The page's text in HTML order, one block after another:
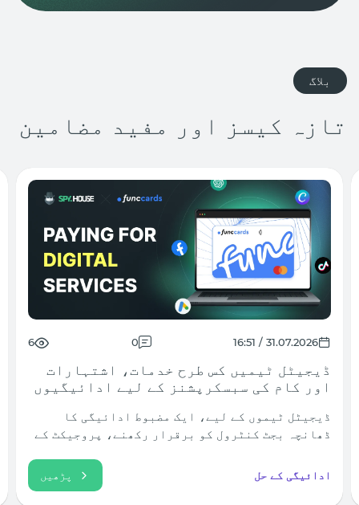
بلاگ
تازہ کیسز اور مفید مضامین
30.07.2026 / 11:30
0
9
ملحقہ مارکیٹنگ کے لیے ISP بمقابلہ
رہائشی پراکسی: آپ کو کون سا استعمال
ISPs اور رہائشی پراکسیوں کے درمیان انتخاب اکثر
قیمت یا رفتار کا موازنہ کرنے پر آتا ہے۔ تاہم،
بالکل کیا کرنا چاہیے؟ اگر آپ کو ایڈورٹائزنگ
اکاؤنٹس میں لاگ...
سیکیورٹی اور گمنامی پڑھیں